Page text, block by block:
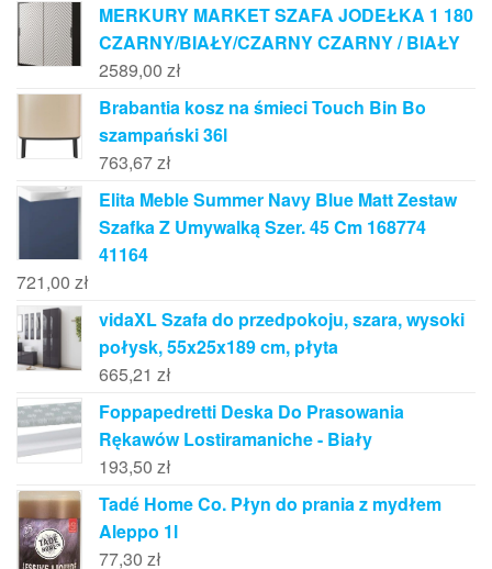
MERKURY MARKET SZAFA JODEŁKA 1 180
CZARNY/BIAŁY/CZARNY CZARNY / BIAŁY
2589,00 zł
Brabantia kosz na śmieci Touch Bin Bo
szampański 36l
763,67zł
Elita Meble Summer Navy Blue Matt Zestaw
Szafka Z Umywalką Szer. 45 Cm 168774
41164
721,00 zł
vidaXL Szafa do przedpokoju, szara, wysoki
połysk, 55x25x189 cm, płyta
665,21 zł
Foppapedretti Deska Do Prasowania
Rękawów Lostiramaniche - Biały
193,50 zł
Tadé Home Co. Płyn do prania z mydłem
Aleppo 1l
77,30 zł